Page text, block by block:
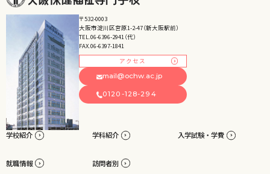
〒532-0003
大阪市淀川区宮原1-2-47（新大阪駅前）
TEL.06-6396-2941（代）
FAX.06-6397-1841
アクセス
mail@ochw.ac.jp
0120-128-294
学校紹介 学科紹介 入学試験・学費
就職情報 訪問者別